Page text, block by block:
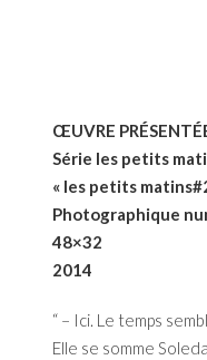
ŒUVRE
Série les petits
« les petits
Photographique
48×32
2014
“ – Ici. Le temps
Elle se somme